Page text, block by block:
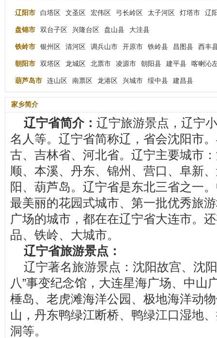
辽阳市 白塔区 文圣区 宏伟区 弓长岭区 太子河区 灯塔市 辽
盘锦市 双台子区 兴隆台区 盘山县 大洼县
铁岭市 银州区 清河区 调兵山市 开原市 铁岭县 昌图县 西丰
朝阳市 双塔区 龙城区 北票市 凌源市 朝阳县 建平县 喀喇沁
葫芦岛市 连山区 南票区 龙港区 兴城市 绥中县 建昌县
家乡简介
辽宁省简介： 辽宁旅游景点，辽宁
名人等。辽宁省简称辽，省会沈阳市
古、吉林省、河北省。辽宁主要城市
顺、本溪、丹东、锦州、营口、阜新
阳、葫芦岛。辽宁省是东北三省之一
最美丽的花园式城市、第一批优秀旅
广场的城市，都在在辽宁省大连市。
品、铁岭、大城市。
辽宁省旅游景点：
辽宁著名旅游景点：沈阳故宫、沈
八”事变纪念馆，大连星海广场、中山
棰岛、老虎滩海洋公园、极地海洋动
山，丹东鸭绿江断桥、鸭绿江口湿地
洞等。